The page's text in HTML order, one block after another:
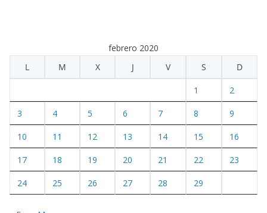
febrero 2020
L
M X J V S D
1 2
3 4 5 6 7 8 9
10 11 12 13 14 15 16
17 18 19 20 21 22 23
24 25 26 27 28 29